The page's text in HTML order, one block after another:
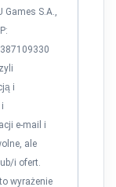
Games S.A.,
i
e-mail i
ale
i ofert.
wyrażenie